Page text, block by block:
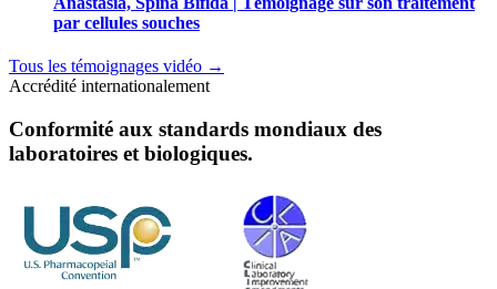
par cellules souches
Tous les témoignages vidéo →
Accrédité internationalement
Conformité aux standards mondiaux des
laboratoires et biologiques.